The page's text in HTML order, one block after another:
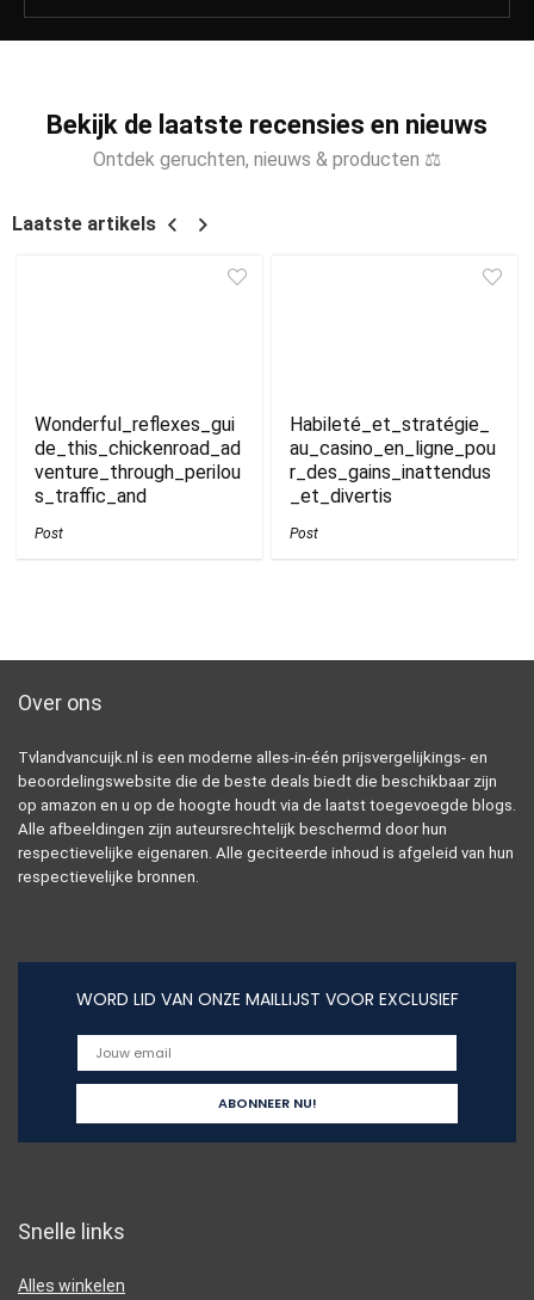
Bekijk de laatste recensies en nieuws
Ontdek geruchten, nieuws & producten ⚖
Laatste artikels
Wonderful_reflexes_gui
de_this_chickenroad_ad
venture_through_perilou
s_traffic_and
Post
Habileté_et_stratégie_
au_casino_en_ligne_pou
r_des_gains_inattendus
_et_divertis
Post
Over ons
Tvlandvancuijk.nl is een moderne alles-in-één prijsvergelijkings- en
beoordelingswebsite die de beste deals biedt die beschikbaar zijn
op amazon en u op de hoogte houdt via de laatst toegevoegde blogs.
Alle afbeeldingen zijn auteursrechtelijk beschermd door hun
respectievelijke eigenaren. Alle geciteerde inhoud is afgeleid van hun
respectievelijke bronnen.
WORD LID VAN ONZE MAILLIJST VOOR EXCLUSIEF
Snelle links
Alles winkelen